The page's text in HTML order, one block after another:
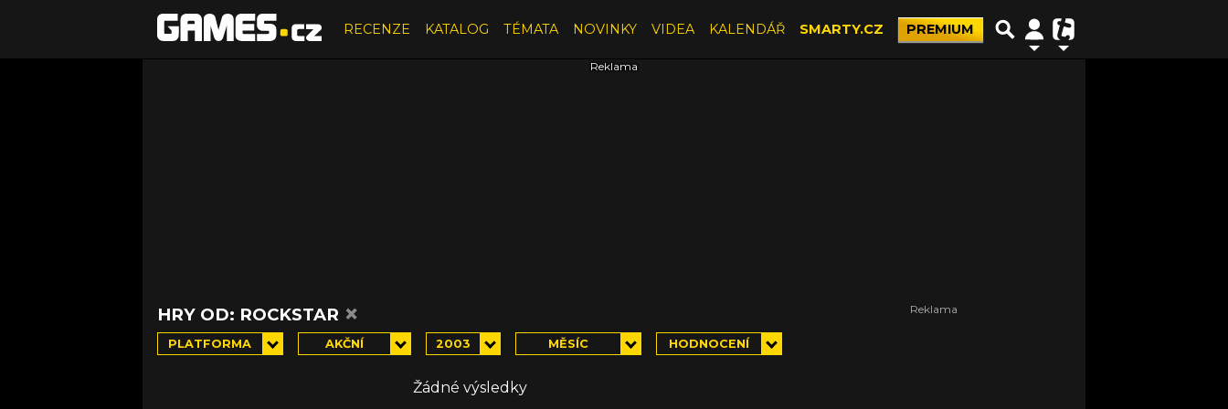
RECENZE KATALOG TÉMATA NOVINKY VIDEA KALENDÁŘ SMARTY.CZ PREMIUM
HRY OD: ROCKSTAR ×
PLATFORMA AKČNÍ 2003 MĚSÍC HODNOCENÍ
Žádné výsledky